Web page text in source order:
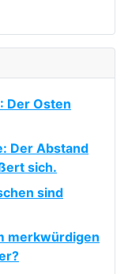
Der Osten
Der Abstand
sich.
sind
merkwürdigen